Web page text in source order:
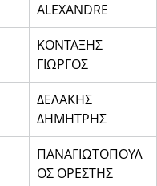
ALEXANDRE
ΚΟΝΤΑΞΗΣ
ΓΙΩΡΓΟΣ
ΔΕΛΑΚΗΣ
ΔΗΜΗΤΡΗΣ
ΠΑΝΑΓΙΩΤΟΠΟΥΛ
ΟΣ ΟΡΕΣΤΗΣ